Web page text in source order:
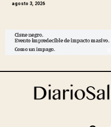
agosto 3, 2026